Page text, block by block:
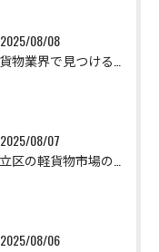
2025/08/08
2025/08/07
2025/08/06